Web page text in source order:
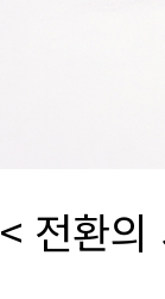
< 전환의